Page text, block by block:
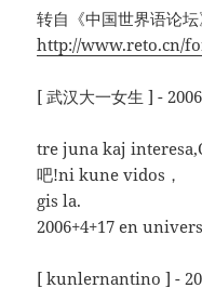
转自《中国世界语论坛
http://www.reto.cn/
[ 武汉大一女生 ] -
tre juna kaj
吧!ni kune vidos，
gis la.
2006+4+17 en
[ kunlernantino ] -